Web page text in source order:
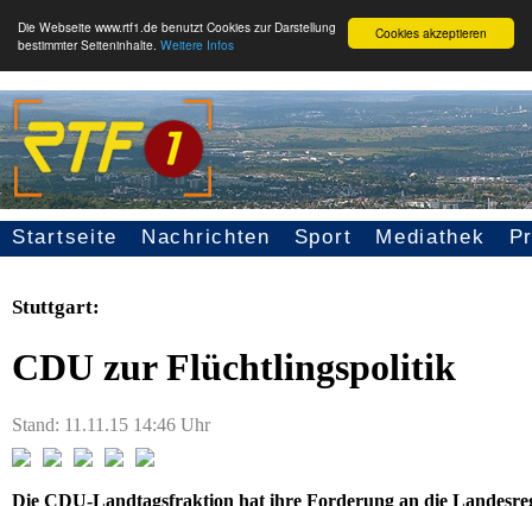
Cookies akzeptieren
Die Webseite www.rtf1.de benutzt Cookies zur Darstellung
bestimmter Seiteninhalte. Weitere Infos
Seitennavigation
Startseite Nachrichten Sport Mediathek
Stuttgart:
CDU zur Flüchtlingspolitik
Stand: 11.11.15 14:46 Uhr
Die CDU-Landtagsfraktion hat ihre Forderung an die